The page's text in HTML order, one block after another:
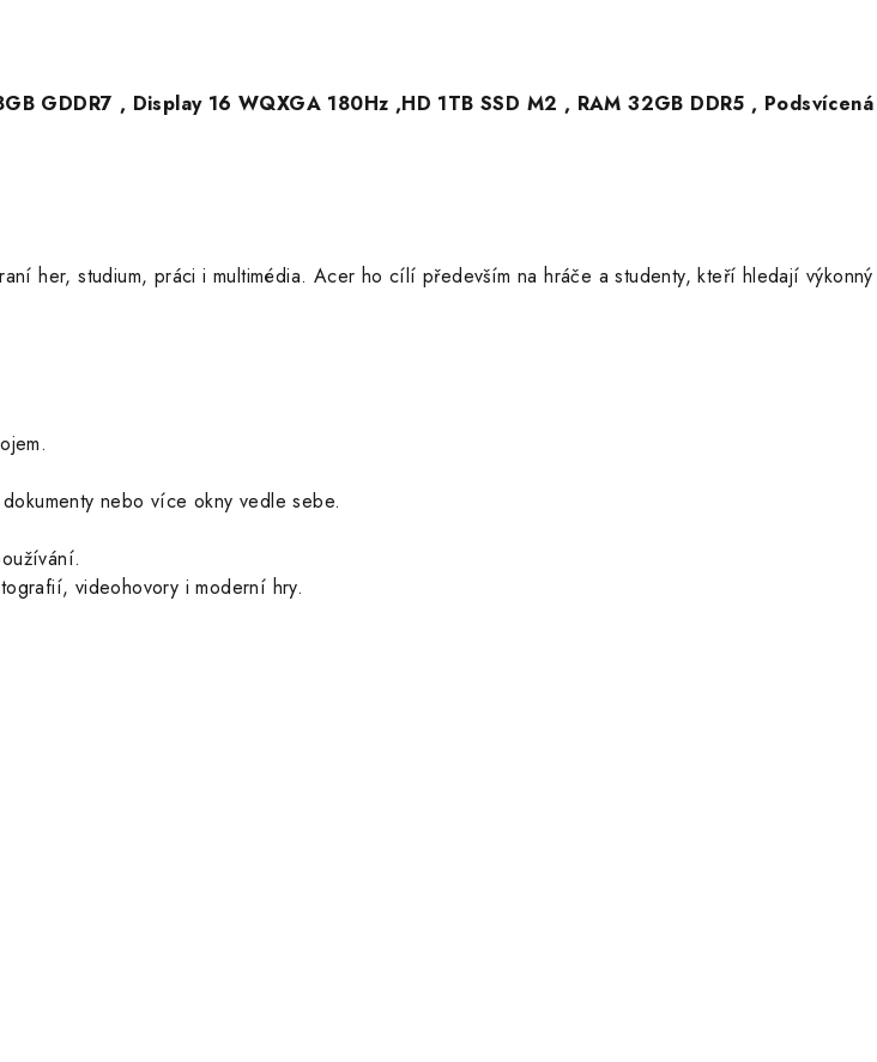
GDDR7 , Display 16 WQXGA 180Hz ,HD 1TB SSD M2 , RAM 32GB DDR5 ,
her, studium, práci i multimédia. Acer ho cílí především na hráče a studenty, kteří hledají
nebo více okny vedle sebe.
videohovory i moderní hry.